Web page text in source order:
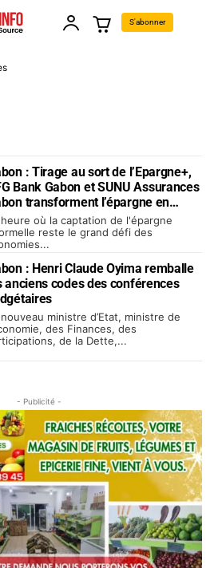
S'abonner
: Tirage au sort de l’Epargne+,
Bank Gabon et SUNU Assurances
transforment l’épargne en
de réussite
où la captation de l'épargne
reste le grand défi des
: Henri Claude Oyima remballe
anciens codes des conférences
ministre d’Etat, ministre de
des Finances, des
de la Dette,...
- Publicité -